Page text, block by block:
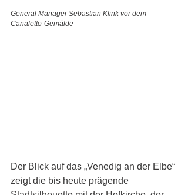
General Manager Sebastian Klink vor dem
Canaletto-Gemälde
Der Blick auf das „Venedig an der Elbe“
zeigt die bis heute prägende